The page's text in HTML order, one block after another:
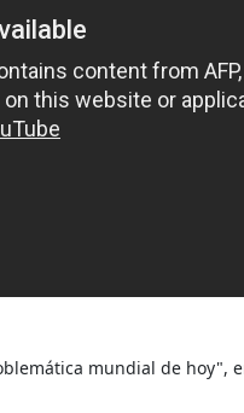
mundial de hoy",